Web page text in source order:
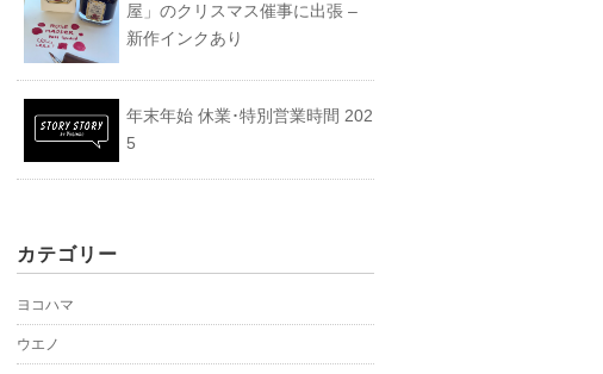
屋」のクリスマス催事に出張 –
新作インクあり
年末年始 休業･特別営業時間 202
5
カテゴリー
ヨコハマ
ウエノ